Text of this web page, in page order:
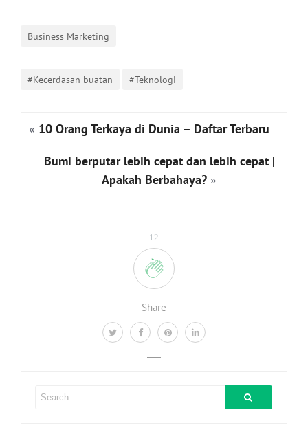
12
Share
Business Marketing
#Kecerdasan buatan #Teknologi
« 10 Orang Terkaya di Dunia – Daftar Terbaru
Bumi berputar lebih cepat dan lebih cepat |
Apakah Berbahaya? »